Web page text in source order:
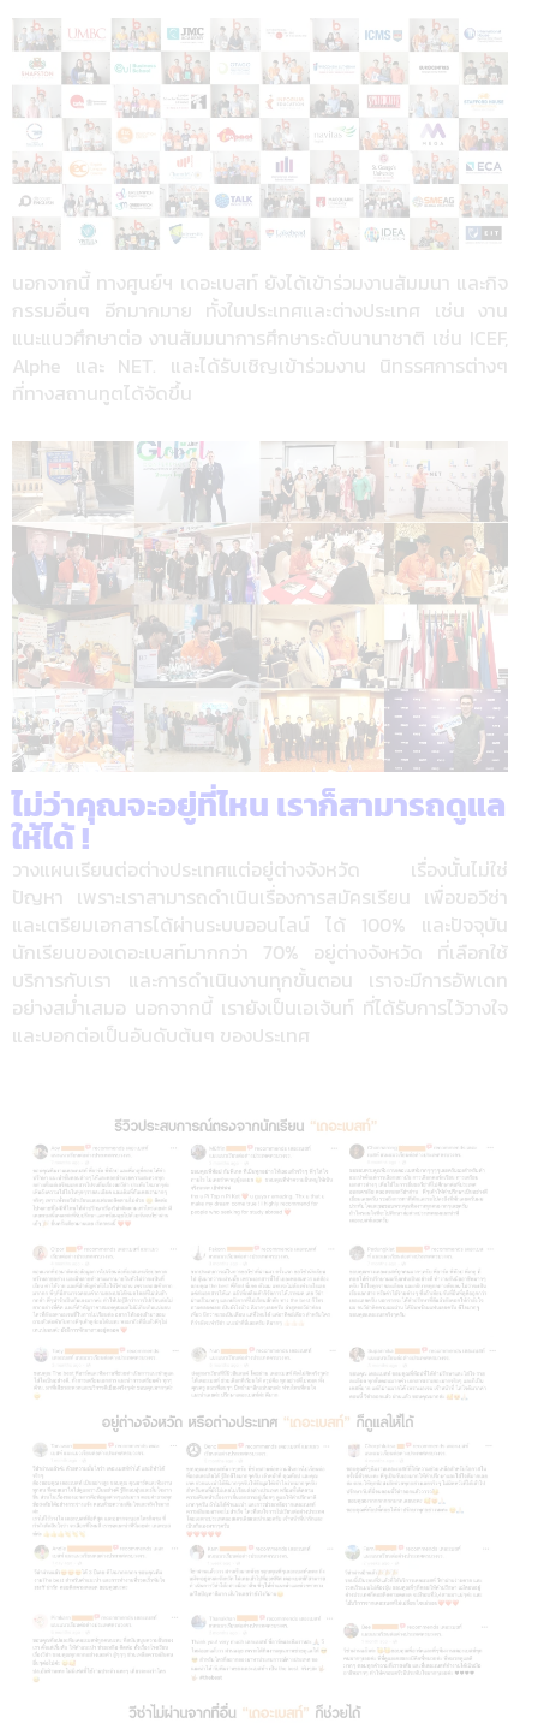
นอกจากนี้ ทางศูนย์ฯ เดอะเบสท์ ยังได้เข้าร่วมงานสัมมนา และกิจ
กรรมอื่นๆ อีกมากมาย ทั้งในประเทศและต่างประเทศ เช่น งาน
แนะแนวศึกษาต่อ งานสัมมนาการศึกษาระดับนานาชาติ เช่น ICEF,
Alphe และ NET. และได้รับเชิญเข้าร่วมงาน นิทรรศการต่างๆ
ที่ทางสถานทูตได้จัดขึ้น
ไม่ว่าคุณจะอยู่ที่ไหน เราก็สามารถดูแล
ให้ได้ !
วางแผนเรียนต่อต่างประเทศแต่อยู่ต่างจังหวัด เรื่องนั้นไม่ใช่
ปัญหา เพราะเราสามารถดำเนินเรื่องการสมัครเรียน เพื่อขอวีซ่า
และเตรียมเอกสารได้ผ่านระบบออนไลน์ ได้ 100% และปัจจุบัน
นักเรียนของเดอะเบสท์มากกว่า 70% อยู่ต่างจังหวัด ที่เลือกใช้
บริการกับเรา และการดำเนินงานทุกขั้นตอน เราจะมีการอัพเดท
อย่างสม่ำเสมอ นอกจากนี้ เรายังเป็นเอเจ้นท์ ที่ได้รับการไว้วางใจ
และบอกต่อเป็นอันดับต้นๆ ของประเทศ